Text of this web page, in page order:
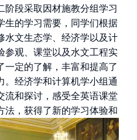
阶段采取因材施教分组学习
生的学习需要，同学们根据
水文生态学、经济学以及计
参观、课堂以及水文工程实
一定的了解，丰富和提高了
。经济学和计算机学小组通
流和探讨，感受全英语课堂
法，获得了新的学习体验和